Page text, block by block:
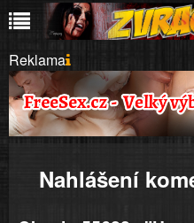
Reklama
Nahlášení